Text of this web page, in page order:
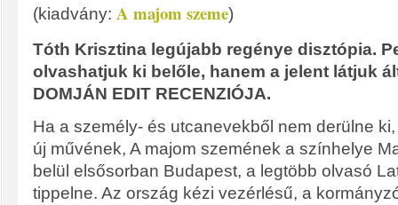
(kiadvány: A majom szeme)
Tóth Krisztina legújabb regénye disztópia.
olvashatjuk ki belőle, hanem a jelent látjuk
DOMJÁN EDIT RECENZIÓJA.
Ha a személy- és utcanevekből nem derülne
új művének, A majom szemének a színhelye
belül elsősorban Budapest, a legtöbb olvasó
tippelne. Az ország kézi vezérlésű, a